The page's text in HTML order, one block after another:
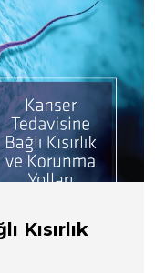
Kısırlık